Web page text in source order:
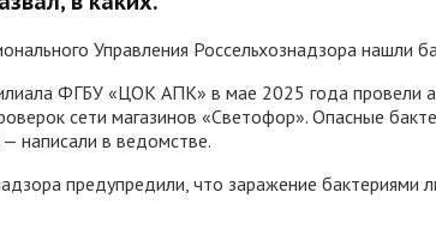
Управления Россельхознадзора
ФГБУ «ЦОК АПК» в мае 2025 года провели
сети магазинов «Светофор». Опасные
написали в ведомстве.
предупредили, что заражение